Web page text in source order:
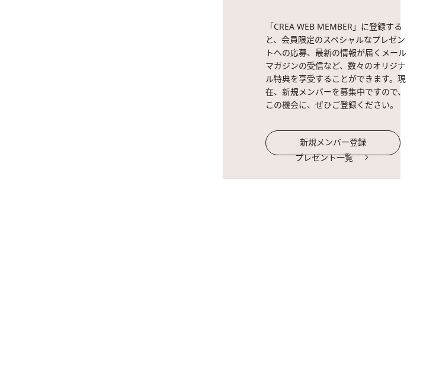
「CREA WEB MEMBER」に登録する
と、会員限定のスペシャルなプレゼン
トへの応募、最新の情報が届くメール
マガジンの受信など、数々のオリジナ
ル特典を享受することができます。現
在、新規メンバーを募集中ですので、
この機会に、ぜひご登録ください。
新規メンバー登録
プレゼント一覧